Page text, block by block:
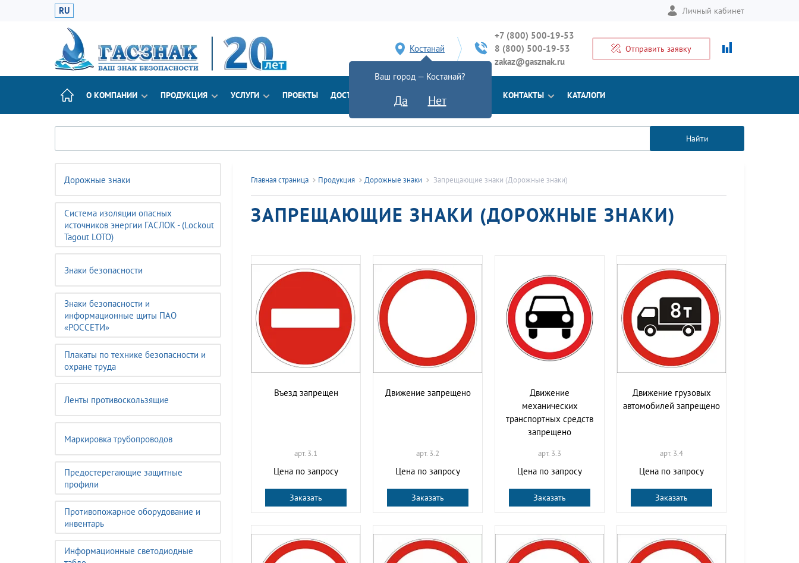
RU Личный кабинет
Костанай
Ваш город — Костанай?
Да Нет
+7 (800) 500-19-53
8 (800) 500-19-53
zakaz@gasznak.ru
Отправить заявку
О КОМПАНИИ ПРОДУКЦИЯ УСЛУГИ ПРОЕКТЫ ДОСТАВКА ДОКУМЕНТЫ КОНТАКТЫ КАТАЛОГИ
Найти
Дорожные знаки
Система изоляции опасных
источников энергии ГАСЛОК - (Lockout
Tagout LOTO)
Знаки безопасности
Знаки безопасности и
информационные щиты ПАО
«РОССЕТИ»
Плакаты по технике безопасности и
охране труда
Ленты противоскользящие
Маркировка трубопроводов
Предостерегающие защитные
профили
Противопожарное оборудование и
инвентарь
Информационные светодиодные
Главная страница Продукция Дорожные знаки Запрещающие знаки (Дорожные знаки)
ЗАПРЕЩАЮЩИЕ ЗНАКИ (ДОРОЖНЫЕ ЗНАКИ)
Въезд запрещен
арт. 3.1
Цена по запросу
Заказать
Движение запрещено
арт. 3.2
Цена по запросу
Заказать
Движение
механических
транспортных средств
запрещено
арт. 3.3
Цена по запросу
Заказать
Движение грузовых
автомобилей запрещено
арт. 3.4
Цена по запросу
Заказать